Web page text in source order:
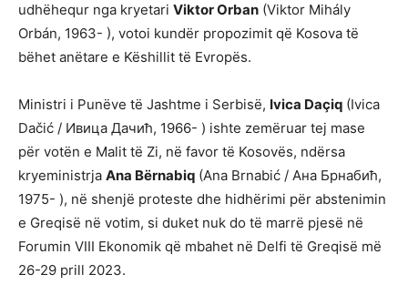
udhëhequr nga kryetari Viktor Orban (Viktor Mihály
Orbán, 1963- ), votoi kundër propozimit që Kosova të
bëhet anëtare e Këshillit të Evropës.
Ministri i Punëve të Jashtme i Serbisë, Ivica Daçiq (Ivica
Dačić / Ивица Дачић, 1966- ) ishte zemëruar tej mase
për votën e Malit të Zi, në favor të Kosovës, ndërsa
kryeministrja Ana Bërnabiq (Ana Brnabić / Ана Брнабић,
1975- ), në shenjë proteste dhe hidhërimi për abstenimin
e Greqisë në votim, si duket nuk do të marrë pjesë në
Forumin VIII Ekonomik që mbahet në Delfi të Greqisë më
26-29 prill 2023.